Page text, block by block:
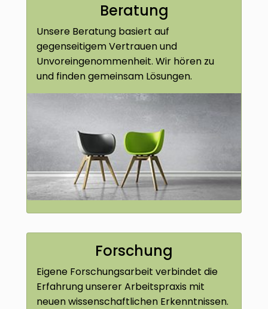
Beratung
Unsere Beratung basiert auf
gegenseitigem Vertrauen und
Unvoreingenommenheit. Wir hören zu
und finden gemeinsam Lösungen.
Forschung
Eigene Forschungsarbeit verbindet die
Erfahrung unserer Arbeitspraxis mit
neuen wissenschaftlichen Erkenntnissen.